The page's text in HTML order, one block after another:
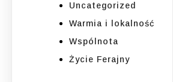
Uncategorized
Warmia i lokalność
Wspólnota
Życie Ferajny